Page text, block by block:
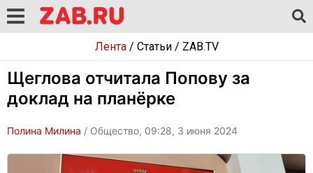
Лента/ Статьи/ ZAB.TV
Щеглова отчитала Попову за
доклад на планёрке
Полина Милина / Общество, 09:28, 3 июня 2024